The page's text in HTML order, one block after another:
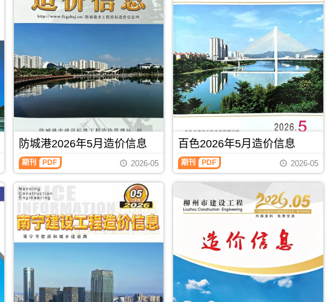
息
扫
描
件
PDF，
防
城
港
息
价
包
含
区
域：
防
港
市、
东
上
思
县;
价
信
布，
钦
州
信
息
价
包
含
区
域：
钦
州
市、
州
港、
浦
北
钦
州
设
工
程
造
信
期
刊，
由
贺
州
市
建
设
工
程
造
价
息
布，
息
设
工
程
造
价
信
期
刊，
由
梧
州
市
设
工
信
发
防城港2026年5月造价信息
防
城
2026
年
月
造
价
（防
城
港
期刊 PDF 2026-05
百色2026年5月造价信息
百
色
5
月
（百
建
设
期刊 PDF 2026-05